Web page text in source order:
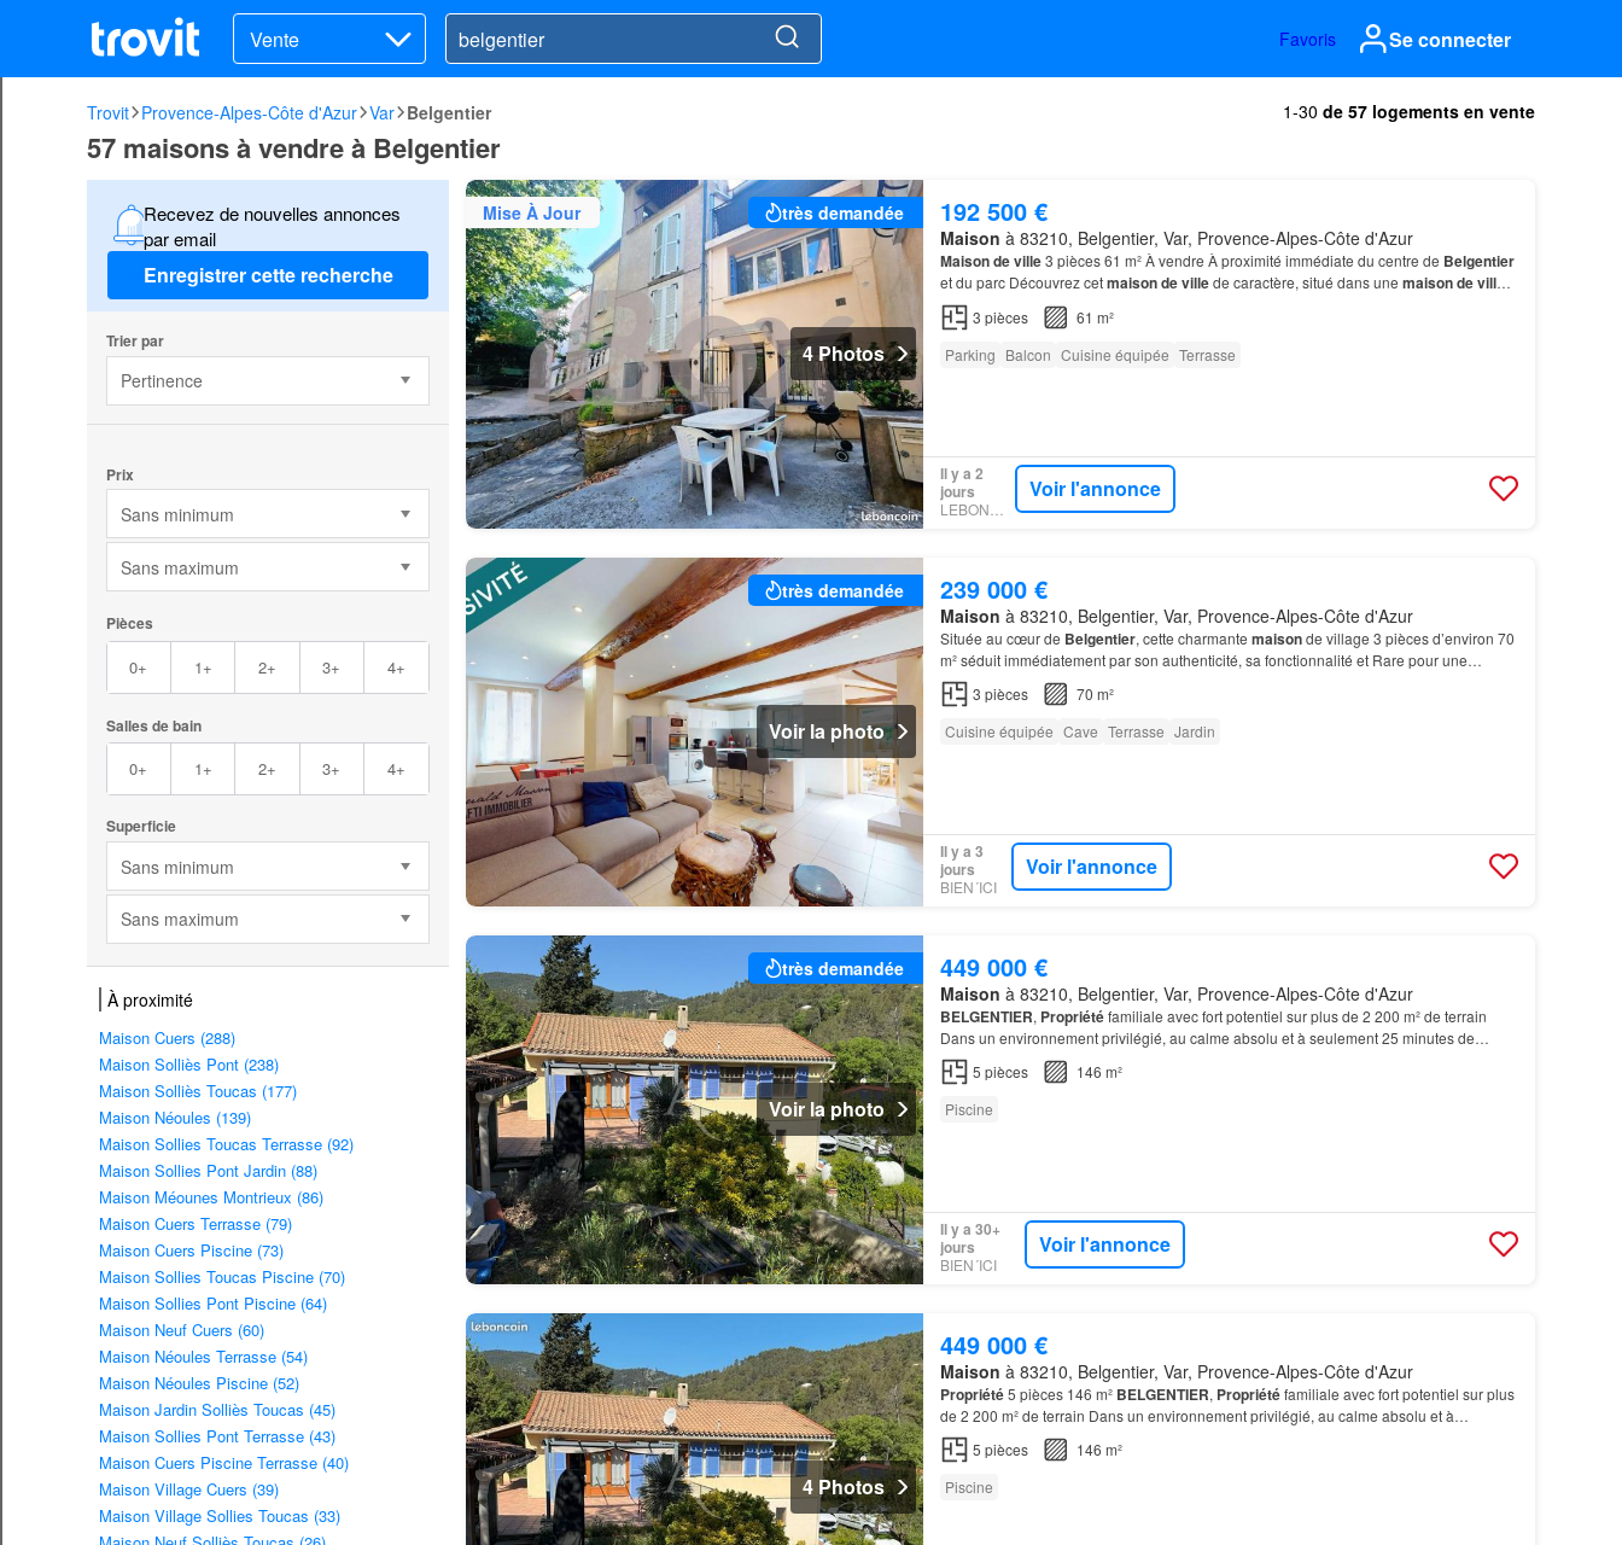
Vente Favoris Se connecter
Trovit Provence-Alpes-Côte d'Azur Var Belgentier 1-30 de 57 logements en vente
57 maisons à vendre à Belgentier
Recevez de nouvelles annonces
par email
Enregistrer cette recherche
Trier par
Pertinence
Prix
Sans minimum
Sans maximum
Pièces
0+ 1+ 2+ 3+ 4+
Salles de bain
0+ 1+ 2+ 3+ 4+
Superficie
Sans minimum
Sans maximum
À proximité
Maison Cuers (288)
Maison Solliès Pont (238)
Maison Solliès Toucas (177)
Maison Néoules (139)
Maison Sollies Toucas Terrasse (92)
Maison Sollies Pont Jardin (88)
Maison Méounes Montrieux (86)
Maison Cuers Terrasse (79)
Maison Cuers Piscine (73)
Maison Sollies Toucas Piscine (70)
Maison Sollies Pont Piscine (64)
Maison Neuf Cuers (60)
Maison Néoules Terrasse (54)
Maison Néoules Piscine (52)
Maison Jardin Solliès Toucas (45)
Maison Sollies Pont Terrasse (43)
Maison Cuers Piscine Terrasse (40)
Maison Village Cuers (39)
Maison Village Sollies Toucas (33)
Mise À Jour très demandée
4 Photos
192 500 €
Maison à 83210, Belgentier, Var, Provence-Alpes-Côte d'Azur
Maison de ville3 pièces 61 m² À vendre À proximité immédiate du centre de Belgentier
et du parc Découvrez cetmaison de villede caractère, situé dans une maison de ville,
à deux pas des commodités et du parc de
3 pièces
61 m²
Parking Balcon Cuisine équipée Terrasse
Il y a 2
jours
LEBONCOIN
Voir l'annonce
très demandée
Voir la photo
239 000 €
Maison à 83210, Belgentier, Var, Provence-Alpes-Côte d'Azur
Située au cœur de Belgentier, cette charmante maisonde village 3 pièces d’environ 70
m² séduit immédiatement par son authenticité, sa fonctionnalité et Rare pour une
maison de village, elle bénéficie d’une superbe terrasse d…
3 pièces
70 m²
Cuisine équipée Cave Terrasse Jardin
Il y a 3
jours
BIEN´ICI
Voir l'annonce
très demandée
Voir la photo
449 000 €
Maison à 83210, Belgentier, Var, Provence-Alpes-Côte d'Azur
BELGENTIER, Propriétéfamiliale avec fort potentiel sur plus de 2 200 m² de terrain
Dans un environnement privilégié, au calme absolu et à seulement 25 minutes de
Toulon, découvrez cette
5 pièces
146 m²
Piscine
Il y a 30+
jours
BIEN´ICI
Voir l'annonce
4 Photos
449 000 €
Maison à 83210, Belgentier, Var, Provence-Alpes-Côte d'Azur
Propriété5 pièces 146 m² BELGENTIER, Propriétéfamiliale avec fort potentiel sur plus
de 2 200 m² de terrain Dans un environnement privilégié, au calme absolu et à
seulement 25 minutes de Toulon, découvrez cette
5 pièces
146 m²
Piscine